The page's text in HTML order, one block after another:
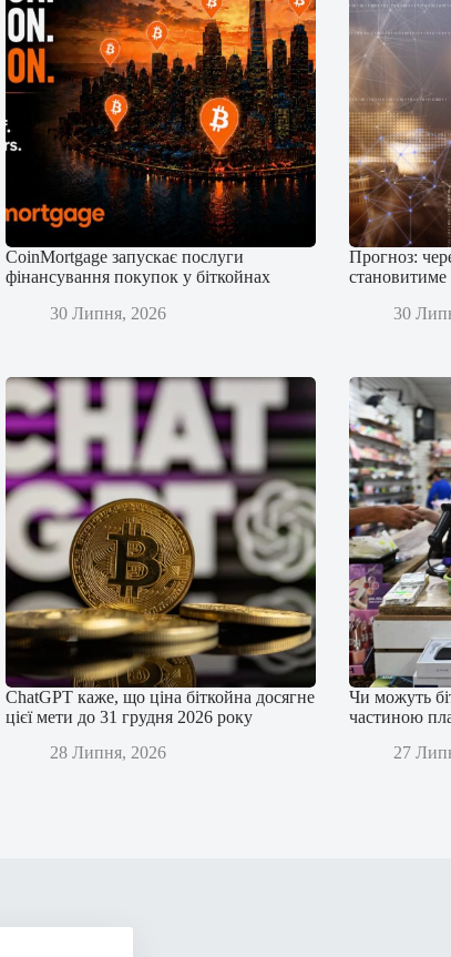
CoinMortgage запускає послуги
фінансування покупок у біткойнах
30 Липня, 2026
Прогноз:
становитиме
30
ChatGPT каже, що ціна біткойна досягне
цієї мети до 31 грудня 2026 року
28 Липня, 2026
Чи можуть
частиною
27